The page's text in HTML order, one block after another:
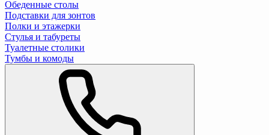
Обеденные столы
Подставки для зонтов
Полки и этажерки
Стулья и табуреты
Туалетные столики
Тумбы и комоды